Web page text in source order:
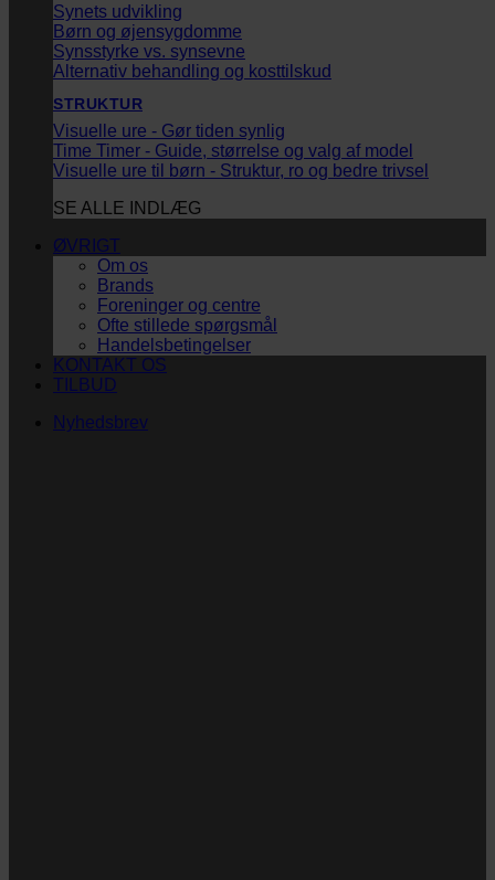
Synets udvikling
Børn og øjensygdomme
Synsstyrke vs. synsevne
Alternativ behandling og kosttilskud
STRUKTUR
Visuelle ure - Gør tiden synlig
Time Timer - Guide, størrelse og valg af model
Visuelle ure til børn - Struktur, ro og bedre trivsel
SE ALLE INDLÆG
ØVRIGT
Om os
Brands
Foreninger og centre
Ofte stillede spørgsmål
Handelsbetingelser
KONTAKT OS
TILBUD
Nyhedsbrev